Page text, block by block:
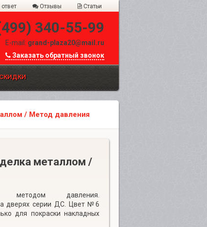
Отзывы Статьи
340-55-99
E-mail: grand-plaza20@mail.ru
Заказать обратный звонок
/ Метод давления
металлом /
методом давления.
дверях серии ДС. Цвет №6
для покраски накладных